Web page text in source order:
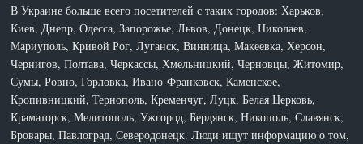
В Украине больше всего посетителей с таких городов: Харьков,
Киев, Днепр, Одесса, Запорожье, Львов, Донецк, Николаев,
Мариуполь, Кривой Рог, Луганск, Винница, Макеевка, Херсон,
Чернигов, Полтава, Черкассы, Хмельницкий, Черновцы, Житомир,
Сумы, Ровно, Горловка, Ивано-Франковск, Каменское,
Кропивницкий, Тернополь, Кременчуг, Луцк, Белая Церковь,
Краматорск, Мелитополь, Ужгород, Бердянск, Никополь, Славянск,
Бровары, Павлоград, Северодонецк. Люди ищут информацию о том,